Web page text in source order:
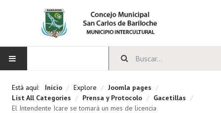
CONCEJO
Está aquí: Inicio / Explore / Joomla pages /
List All Categories / Prensa y Protocolo / Gacetillas /
El Intendente Icare se tomará un mes de licencia